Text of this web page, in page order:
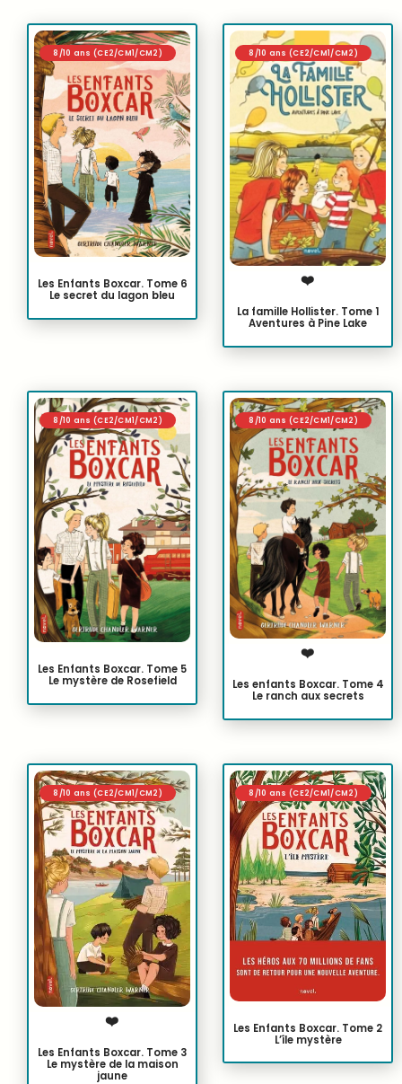
8/10 ans (CE2/CM1/CM2)
Les Enfants Boxcar. Tome 6
Le secret du lagon bleu
8/10 ans (CE2/CM1/CM2)
❤️
La famille Hollister. Tome 1
Aventures à Pine Lake
8/10 ans (CE2/CM1/CM2)
Les Enfants Boxcar. Tome 5
Le mystère de Rosefield
8/10 ans (CE2/CM1/CM2)
❤️
Les enfants Boxcar. Tome 4
Le ranch aux secrets
8/10 ans (CE2/CM1/CM2)
❤️
Les Enfants Boxcar. Tome 3
Le mystère de la maison
jaune
8/10 ans (CE2/CM1/CM2)
Les Enfants Boxcar. Tome 2
L’île mystère